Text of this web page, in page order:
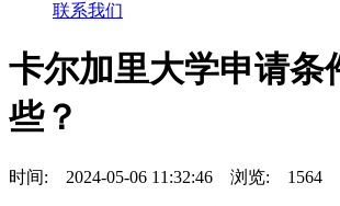
联系我们
卡尔加里大学申请条
些？
时间: 2024-05-06 11:32:46 浏览: 1564